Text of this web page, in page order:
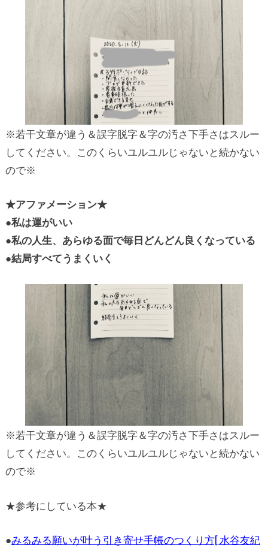
※若干文章が違う＆誤字脱字＆字の汚さ下手さはスルー
してください。このくらいユルユルじゃないと続かない
ので※
★アファメーション★
●私は運がいい
●私の人生、あらゆる面で毎日どんどん良くなっている
●結局すべてうまくいく
※若干文章が違う＆誤字脱字＆字の汚さ下手さはスルー
してください。このくらいユルユルじゃないと続かない
ので※
★参考にしている本★
●みるみる願いが叶う引き寄せ手帳のつくり方[ 水谷友紀